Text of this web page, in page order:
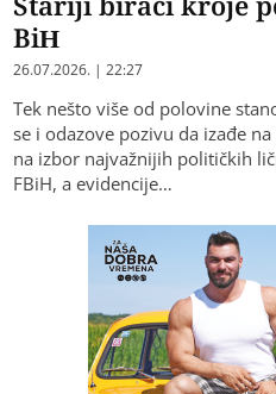
BiH
26.07.2026. | 22:27
Tek nešto više od polovine
se i odazove pozivu da izađe
na izbor najvažnijih političkih
FBiH, a evidencije…